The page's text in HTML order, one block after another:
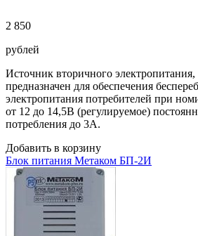
2 850
рублей
Источник вторичного
предназначен для обеспечения
электропитания потребителей при
от 12 до 14,5В (регулируемое)
потребления до 3А.
Добавить в корзину
Блок питания Метаком БП-2И